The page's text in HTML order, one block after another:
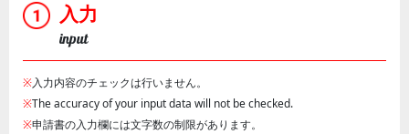
入力
input
※入力内容のチェックは行いません。
※The accuracy of your input data will not be checked.
※申請書の入力欄には文字数の制限があります。